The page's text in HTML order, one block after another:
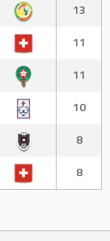
13
11
11
10
8
8